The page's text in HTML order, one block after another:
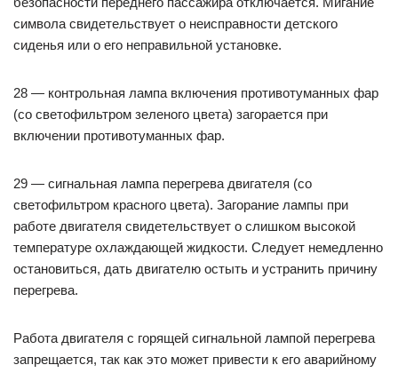
символа свидетельствует о неисправности детского
сиденья или о его неправильной установке.
28 — контрольная лампа включения противотуманных фар
(со светофильтром зеленого цвета) загорается при
включении противотуманных фар.
29 — сигнальная лампа перегрева двигателя (со
светофильтром красного цвета). Загорание лампы при
работе двигателя свидетельствует о слишком высокой
температуре охлаждающей жидкости. Следует немедленно
остановиться, дать двигателю остыть и устранить причину
перегрева.
Работа двигателя с горящей сигнальной лампой перегрева
запрещается, так как это может привести к его аварийному